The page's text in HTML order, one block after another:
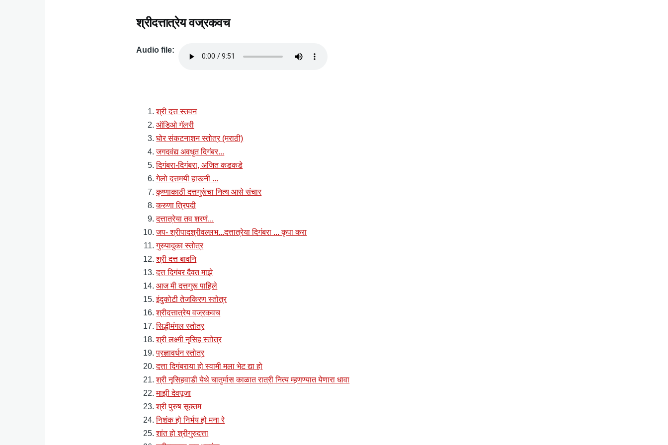
श्रीदत्तात्रेय वज्रकवच
Audio file
श्री दत्त स्तवन
ऑडिओ गॅलरी
घोर संकटनाशन स्तोत्र (मराठी)
जगदवंद्य अवधुत दिगंबर...
दिगंबरा-दिगंबरा, अजित कडकडे
गेलो दत्तमयी हाऊनी ...
कृष्णाकाठी दत्तगुरूंचा नित्य आसे संचार
करुणा त्रिपदी
दत्तात्रेया तव शरणं...
जप- श्रीपादश्रीवल्लभ...दत्तात्रेया दिगंबरा ... कृपा करा
गुरुपादुका स्तोत्र
श्री दत्त बावनि
दत्त दिगंबर दैवत माझे
आज मी दत्तगुरू पाहिले
इंदुकोटी तेजकिरण स्तोत्र
श्रीदत्तात्रेय वज्रकवच
सिद्धीमंगल स्तोत्र
श्री लक्ष्मी नृसिह स्तोत्र
प्रज्ञावर्धन स्तोत्र
दत्ता दिगंबराया हो स्वामी मला भेट द्या हो
श्री नृसिहवाडी येथे चातुर्मास काळात रात्री नित्य म्हणण्यात येणारा धावा
माझी देवपूजा
श्री पुरुष सूक्तम
निशंक हो निर्भय हो मना रे
शांत हो श्रीगुरुदत्ता